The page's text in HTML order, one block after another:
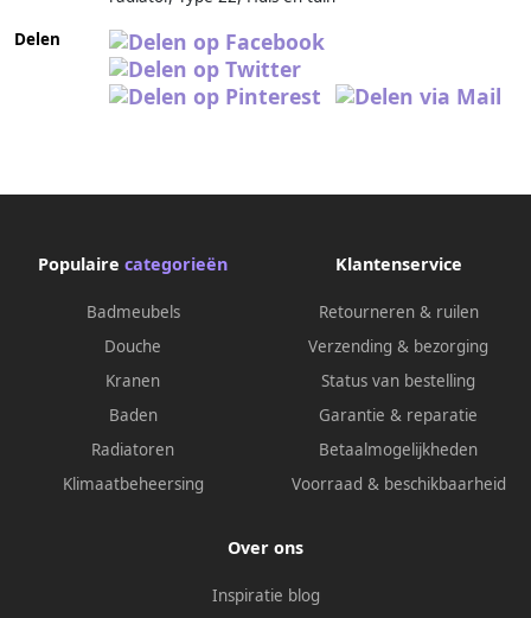
Delen
Populaire categorieën
Badmeubels
Douche
Kranen
Baden
Radiatoren
Klimaatbeheersing
Klantenservice
Retourneren & ruilen
Verzending & bezorging
Status van bestelling
Garantie & reparatie
Betaalmogelijkheden
Voorraad & beschikbaarheid
Over ons
Inspiratie blog